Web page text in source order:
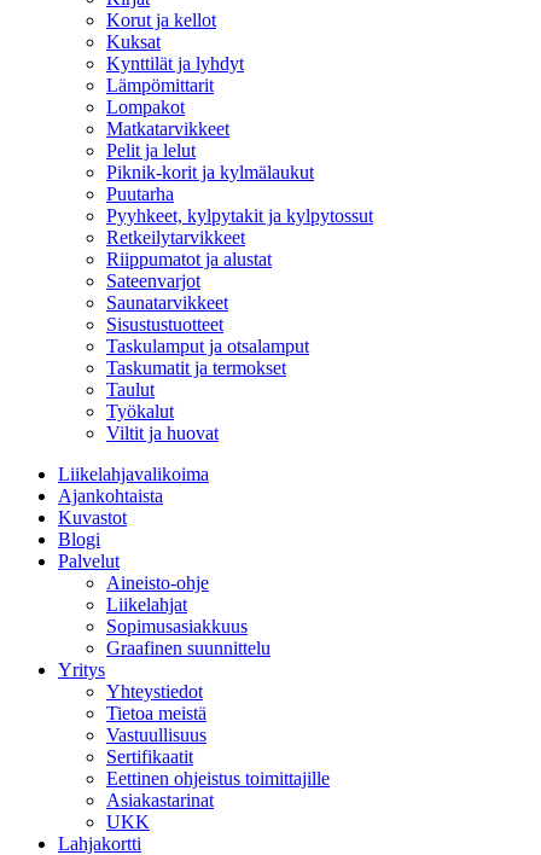
Korut ja kellot
Kuksat
Kynttilät ja lyhdyt
Lämpömittarit
Lompakot
Matkatarvikkeet
Pelit ja lelut
Piknik-korit ja kylmälaukut
Puutarha
Pyyhkeet, kylpytakit ja kylpytossut
Retkeilytarvikkeet
Riippumatot ja alustat
Sateenvarjot
Saunatarvikkeet
Sisustustuotteet
Taskulamput ja otsalamput
Taskumatit ja termokset
Taulut
Työkalut
Viltit ja huovat
Liikelahjavalikoima
Ajankohtaista
Kuvastot
Blogi
Palvelut
Aineisto-ohje
Liikelahjat
Sopimusasiakkuus
Graafinen suunnittelu
Yritys
Yhteystiedot
Tietoa meistä
Vastuullisuus
Sertifikaatit
Eettinen ohjeistus toimittajille
Asiakastarinat
UKK
Lahjakortti